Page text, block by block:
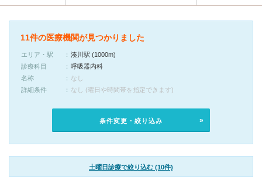
11件の医療機関が見つかりました
エリア・駅
湊川駅 (1000m)
診療科目
呼吸器内科
名称
なし
詳細条件
なし (曜日や時間帯を指定できます)
条件変更・絞り込み
土曜日診療で絞り込む (10件)